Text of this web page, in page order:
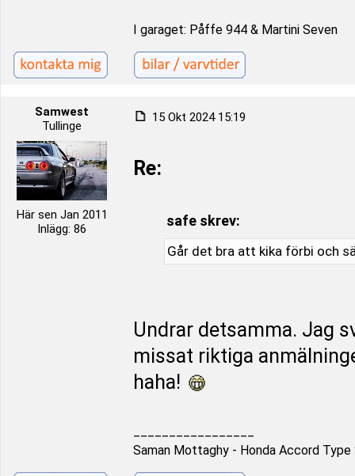
I garaget: Påffe 944 & Martini Seven
Samwest
Tullinge
Här sen Jan 2011
Inlägg: 86
15 Okt 2024 15:19
Re:
safe skrev:
Går det bra att kika förbi och
Undrar detsamma. Jag
missat riktiga
haha!
Saman Mottaghy - Honda Accord Type